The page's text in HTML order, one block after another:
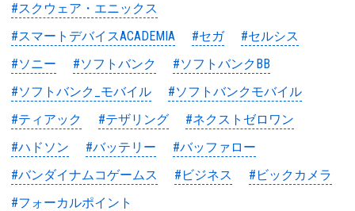
#スクウェア・エニックス
#スマートデバイスACADEMIA
#セガ
#セルシス
#ソニー
#ソフトバンク
#ソフトバンクBB
#ソフトバンク_モバイル
#ソフトバンクモバイル
#ティアック
#テザリング
#ネクストゼロワン
#ハドソン
#バッテリー
#バッファロー
#バンダイナムコゲームス
#ビジネス
#ビックカメラ
#フォーカルポイント